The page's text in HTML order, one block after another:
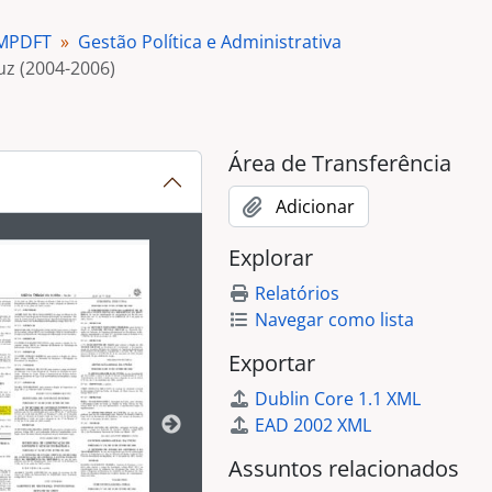
Gestão Política e Administrativa
(2004-2006)
carrossel seguinte será alterado. Clicando em
Área de Transferência
Adicionar
Explorar
Relatórios
Navegar como lista
Exportar
Dublin Core 1.1 XML
EAD 2002 XML
Assuntos relacionados